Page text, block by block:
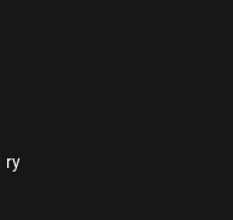
ry